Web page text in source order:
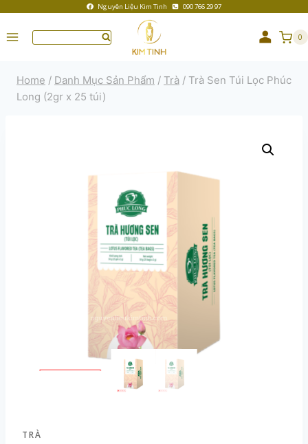
Nguyên Liệu Kim Tinh 090 766 29 97
0
Home / Danh Mục Sản Phẩm / Trà / Trà Sen Túi Lọc Phúc
Long (2gr x 25 túi)
TRÀ